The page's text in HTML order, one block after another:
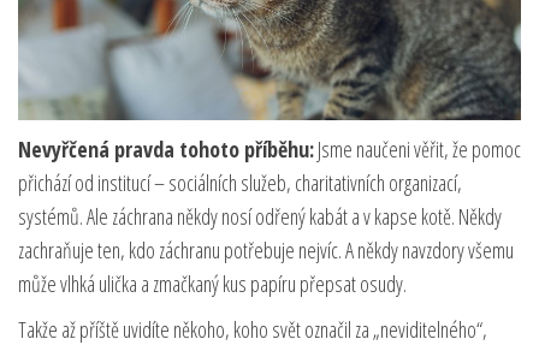
Nevyřčená pravda tohoto příběhu:Jsme naučeni věřit, že pomoc
přichází od institucí – sociálních služeb, charitativních organizací,
systémů. Ale záchrana někdy nosí odřený kabát a v kapse kotě. Někdy
zachraňuje ten, kdo záchranu potřebuje nejvíc. A někdy navzdory všemu
může vlhká ulička a zmačkaný kus papíru přepsat osudy.
Takže až příště uvidíte někoho, koho svět označil za „neviditelného“,